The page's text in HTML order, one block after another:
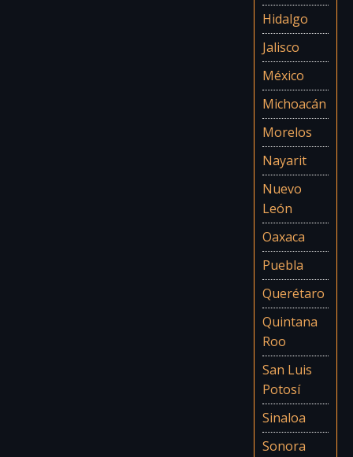
Hidalgo
Jalisco
México
Michoacán
Morelos
Nayarit
Nuevo
León
Oaxaca
Puebla
Querétaro
Quintana
Roo
San Luis
Potosí
Sinaloa
Sonora